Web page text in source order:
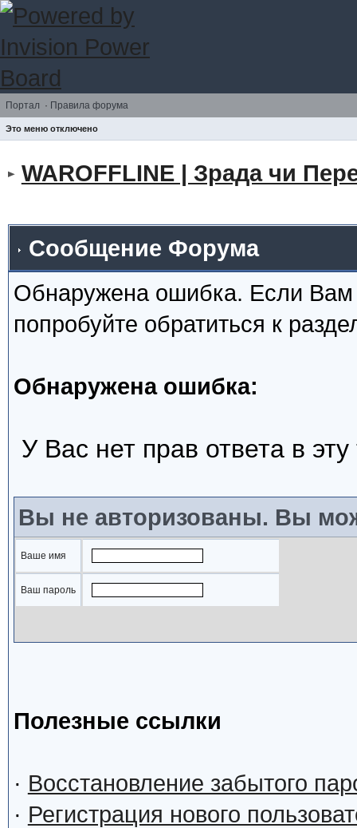
Портал · Правила форума
Это меню отключено
WAROFFLINE | Зрада чи
Сообщение Форума
Обнаружена ошибка. Если
попробуйте обратиться к
Обнаружена ошибка:
У Вас нет прав ответа в
Вы не авторизованы. Вы
Ваше имя
Ваш пароль
Полезные ссылки
· Восстановление забытого
· Регистрация нового